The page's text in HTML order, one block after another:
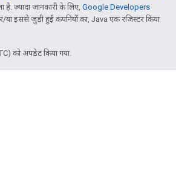
ज़्यादा जानकारी के लिए, Google Developers
इससे जुड़ी हुई कंपनियों का, Java एक रजिस्टर किया
को अपडेट किया गया.